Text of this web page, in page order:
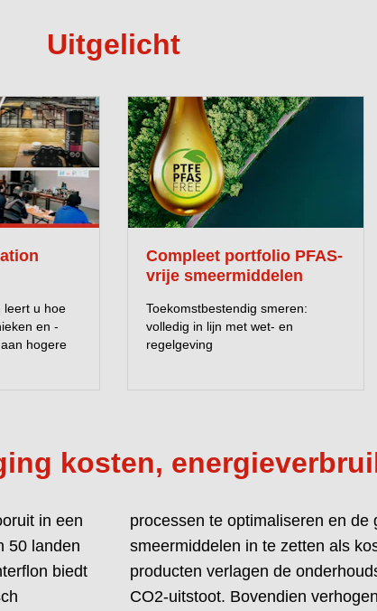
een
Europacific
Door langdurige
Coca-Cola Europacific
voor meetbare resultaten en
Uitgelicht
leert u hoe
en -
hogere
Compleet portfolio PFAS-
vrije smeermiddelen
Toekomstbestendig smeren:
volledig in lijn met wet- en
regelgeving
kosten,
in een
50 landen
biedt
Interflon-
Onze
en de